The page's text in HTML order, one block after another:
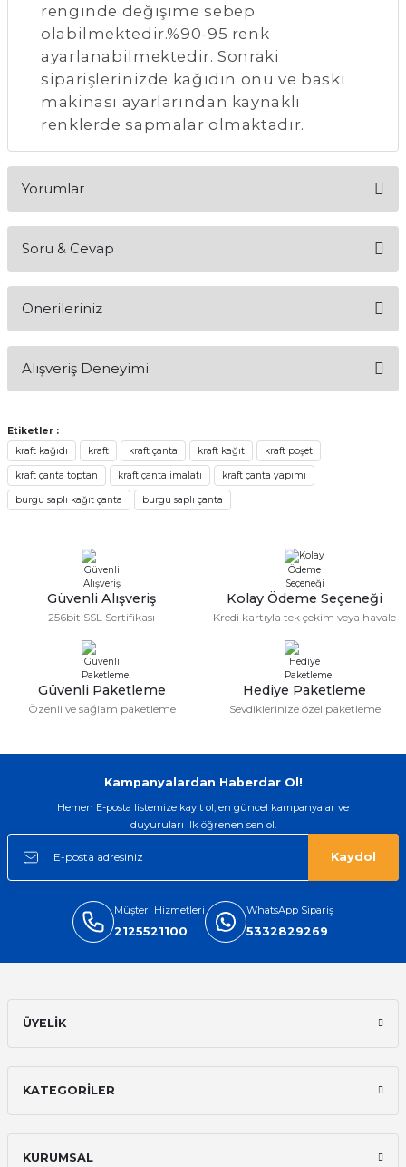
renginde değişime sebep
olabilmektedir.%90-95 renk
ayarlanabilmektedir. Sonraki
siparişlerinizde kağıdın onu ve baskı
makinası ayarlarından kaynaklı
renklerde sapmalar olmaktadır.
Yorumlar
Soru & Cevap
Önerileriniz
konularda yetersiz gördüğünüz noktaları öneri formunu
kullanarak tarafımıza iletebilirsiniz.
Ürün resmi kalitesiz, bozuk veya görüntülenemiyor.
Ürün açıklamasında eksik bilgiler bulunuyor.
Ürün bilgilerinde hatalar bulunuyor.
Bu ürüne benzer farklı alternatifler olmalı.
Alışveriş Deneyimi
Sitemize ilk yorumu siz yapın!
Deneyimini Paylaş
Etiketler :
kraft kağıdı
kraft kraft çanta kraft kağıt kraft poşet
kraft çanta toptan kraft çanta imalatı kraft çanta yapımı
burgu saplı kağıt çanta burgu saplı çanta
Güvenli Alışveriş
256bit SSL Sertifikası
Kolay Ödeme Seçeneği
Kredi kartıyla tek çekim veya havale
Güvenli Paketleme
Özenli ve sağlam paketleme
Hediye Paketleme
Sevdiklerinize özel paketleme
Kampanyalardan Haberdar Ol!
Hemen E-posta listemize kayıt ol, en güncel kampanyalar ve
duyuruları ilk öğrenen sen ol.
Kaydol
Müşteri Hizmetleri
2125521100
WhatsApp Sipariş
5332829269
ÜYELİK
KATEGORİLER
KURUMSAL